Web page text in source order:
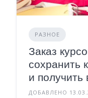
РАЗНОЕ
Заказ
сохранить
и получить
ДОБАВЛЕНО